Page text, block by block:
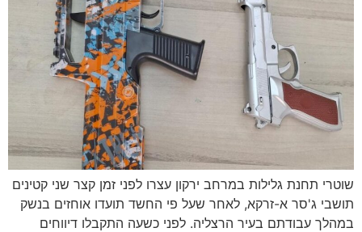
שוטרי תחנת גלילות במרחב ירקון עצרו לפני זמן קצר שני קטינים
תושבי ג'סר א-זרקא, לאחר שעל פי החשד תועדו אוחזים בנשק
במהלך עבודתם בעיר הרצליה. לפני כשעה התקבלו דיווחים